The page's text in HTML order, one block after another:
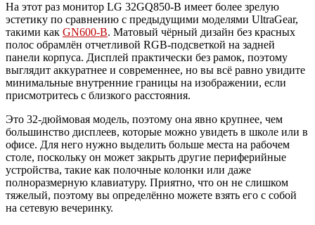
На этот раз монитор LG 32GQ850-B имеет более зрелую
эстетику по сравнению с предыдущими моделями UltraGear,
такими как GN600-B. Матовый чёрный дизайн без красных
полос обрамлён отчетливой RGB-подсветкой на задней
панели корпуса. Дисплей практически без рамок, поэтому
выглядит аккуратнее и современнее, но вы всё равно увидите
минимальные внутренние границы на изображении, если
присмотритесь с близкого расстояния.
Это 32-дюймовая модель, поэтому она явно крупнее, чем
большинство дисплеев, которые можно увидеть в школе или в
офисе. Для него нужно выделить больше места на рабочем
столе, поскольку он может закрыть другие периферийные
устройства, такие как полочные колонки или даже
полноразмерную клавиатуру. Приятно, что он не слишком
тяжелый, поэтому вы определённо можете взять его с собой
на сетевую вечеринку.